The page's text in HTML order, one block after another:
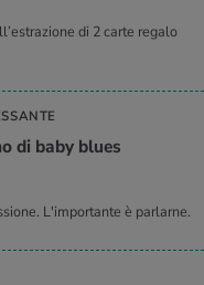
di 2 carte regalo
di baby blues
L'importante è parlarne.